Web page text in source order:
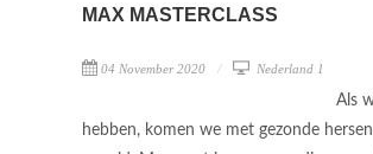
MAX MASTERCLASS
04 November 2020 Nederland 1
Als
hebben, komen we met gezonde